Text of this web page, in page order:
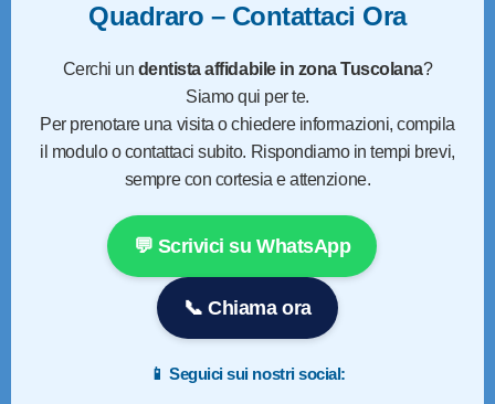
Quadraro – Contattaci Ora
Cerchi un dentista affidabile in zona Tuscolana?
Siamo qui per te.
Per prenotare una visita o chiedere informazioni, compila
il modulo o contattaci subito. Rispondiamo in tempi brevi,
sempre con cortesia e attenzione.
💬 Scrivici su WhatsApp
📞 Chiama ora
📱 Seguici sui nostri social: